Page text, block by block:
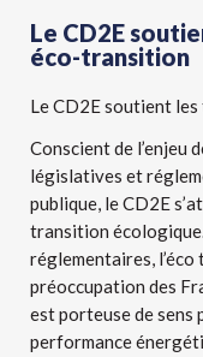
Le CD2E
éco-transition
Le CD2E soutient
Conscient de l’enjeu
législatives et
publique, le CD2E
transition
réglementaires,
préoccupation des
est porteuse de
performance